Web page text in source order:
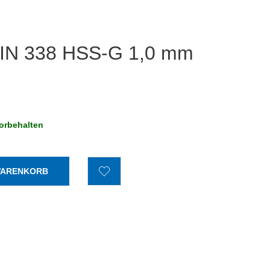
338 HSS-G 1,0 mm